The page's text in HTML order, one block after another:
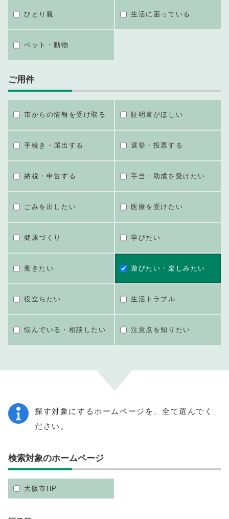
ひとり親 生活に困っている
ペット・動物
ご用件
市からの情報を受け取る 証明書がほしい
手続き・届出する 選挙・投票する
納税・申告する 手当・助成を受けたい
ごみを出したい 医療を受けたい
健康づくり 学びたい
働きたい 遊びたい・楽しみたい
役立ちたい 生活トラブル
悩んでいる・相談したい 注意点を知りたい
探す対象にするホームページを、全て選んでく
ださい。
検索対象のホームページ
大阪市HP